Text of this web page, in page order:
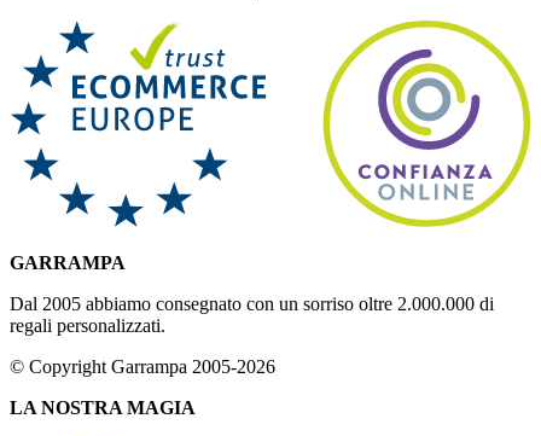
GARRAMPA
Dal 2005 abbiamo consegnato con un sorriso oltre 2.000.000 di
regali personalizzati.
© Copyright Garrampa 2005-2026
LA NOSTRA MAGIA